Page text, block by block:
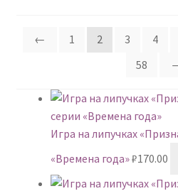
←
1 2 3 4
58
Игра на липучках
«Времена года»₽170.00